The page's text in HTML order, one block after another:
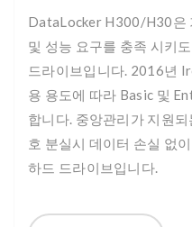
DataLocker H300/H30은
및 성능 요구를 충족 시키
드라이브입니다. 2016년
용 용도에 따라 Basic 및
합니다. 중앙관리가 지원
호 분실시 데이터 손실 없
하드 드라이브입니다.